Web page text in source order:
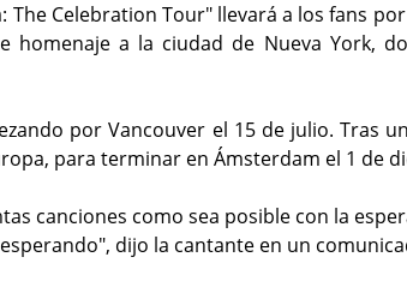
The Celebration Tour" llevará a los fans
homenaje a la ciudad de Nueva York,
por Vancouver el 15 de julio. Tras
para terminar en Ámsterdam el 1 de
canciones como sea posible con la
dijo la cantante en un